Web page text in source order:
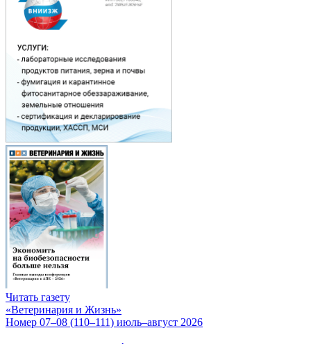
Читать газету
«Ветеринария и Жизнь»
Номер 07–08 (110–111) июль–август 2026